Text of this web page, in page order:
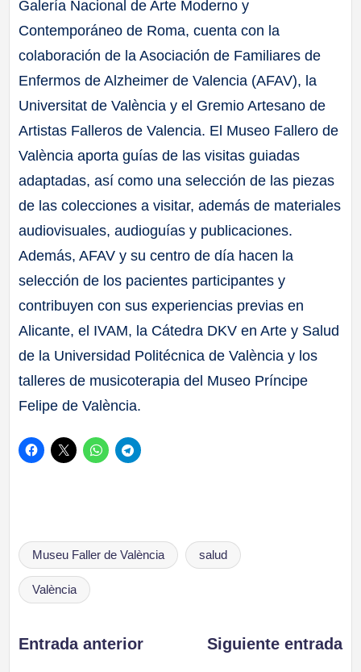
Galería Nacional de Arte Moderno y
Contemporáneo de Roma, cuenta con la
colaboración de la Asociación de Familiares de
Enfermos de Alzheimer de Valencia (AFAV), la
Universitat de València y el Gremio Artesano de
Artistas Falleros de Valencia. El Museo Fallero de
València aporta guías de las visitas guiadas
adaptadas, así como una selección de las piezas
de las colecciones a visitar, además de materiales
audiovisuales, audioguías y publicaciones.
Además, AFAV y su centro de día hacen la
selección de los pacientes participantes y
contribuyen con sus experiencias previas en
Alicante, el IVAM, la Cátedra DKV en Arte y Salud
de la Universidad Politécnica de València y los
talleres de musicoterapia del Museo Príncipe
Felipe de València.
Etiquetas:
Museu Faller de València salud
València
Navegación
Entrada anterior Siguiente entrada